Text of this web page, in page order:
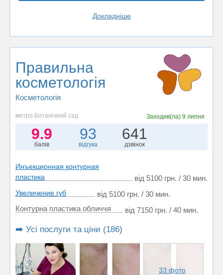
Докладніше
Правильна
косметологія
Косметологія
метро Ботанічний сад Заходив(ла)9 липня
9.9
балів
93
відгука
641
дзвінок
Инъекционная контурная
пластика
від 5100 грн. / 30 мин.
Увеличение губ
від 5100 грн. / 30 мин.
Контурна пластика обличчя
від 7150 грн. / 40 мин.
➡️ Усі послуги та ціни (186)
33 фото